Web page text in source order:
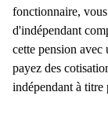
fonctionnaire,
d'indépendant
cette pension
payez des
indépendant à titre